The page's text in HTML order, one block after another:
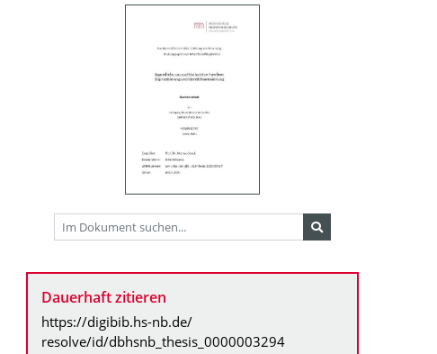
Dauerhaft zitieren
https://digibib.hs-nb.de/
resolve/id/dbhsnb_thesis_0000003294